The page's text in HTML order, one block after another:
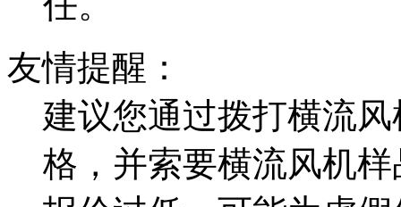
友情提醒：
建议您通过拨打横流
格，并索要横流风机